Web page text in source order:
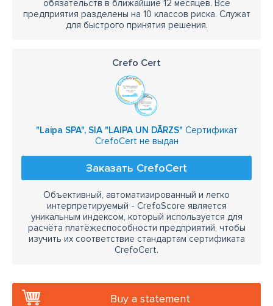
обязательств в ближайшие 12 месяцев. Все
предприятия разделены на 10 классов риска. Служат
для быстрого принятия решения.
Crefo Cert
"Laipa SPA", SIA "LAIPA UN DĀRZS" Сертификат
CrefoCert не выдан
Заказать CrefoCert
Объективный, автоматизированный и легко
интерпретируемый - CrefoScore является
уникальным индексом, который используется для
расчёта платёжеспособности предприятий, чтобы
изучить их соответствие стандартам сертификата
CrefoCert.
Buy a statement